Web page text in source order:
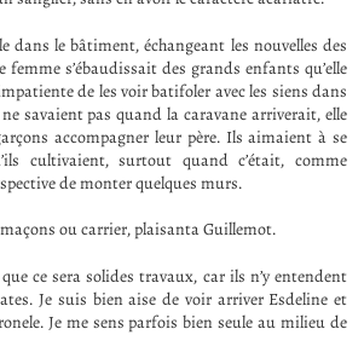
dans le bâtiment, échangeant les nouvelles des
s’ébaudissait des grands enfants qu’elle
de les voir batifoler avec les siens dans
savaient pas quand la caravane arriverait, elle
accompagner leur père. Ils aimaient à se
cultivaient, surtout quand c’était, comme
de monter quelques murs.
ou carrier, plaisanta Guillemot.
ce sera solides travaux, car ils n’y entendent
Je suis bien aise de voir arriver Esdeline et
Je me sens parfois bien seule au milieu de